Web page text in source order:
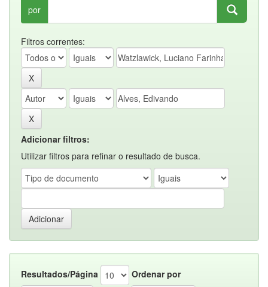
por
Filtros correntes:
Adicionar filtros:
Utilizar filtros para refinar o resultado de busca.
Resultados/Página
Ordenar por